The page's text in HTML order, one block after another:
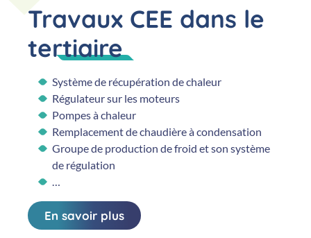
Travaux CEE dans le
tertiaire
Système de récupération de chaleur
Régulateur sur les moteurs
Pompes à chaleur
Remplacement de chaudière à condensation
Groupe de production de froid et son système
de régulation
…
En savoir plus